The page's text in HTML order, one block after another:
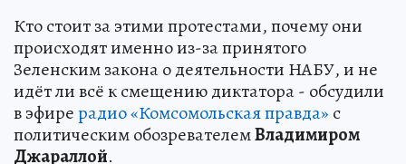
Кто стоит за этими протестами, почему они
происходят именно из-за принятого
Зеленским закона о деятельности НАБУ, и не
идёт ли всё к смещению диктатора - обсудили
в эфирерадио «Комсомольская правда» с
политическим обозревателемВладимиром
Джараллой.